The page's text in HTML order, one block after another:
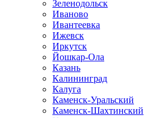
Зеленодольск
Иваново
Ивантеевка
Ижевск
Иркутск
Йошкар-Ола
Казань
Калининград
Калуга
Каменск-Уральский
Каменск-Шахтинский